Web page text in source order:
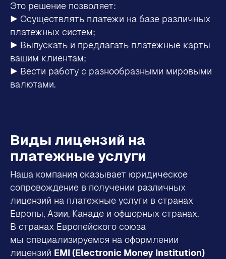
Это решение позволяет:
▶ Осуществлять платежи на базе различных
платежных систем;
▶ Выпускать и предлагать платежные карты
вашим клиентам;
▶ Вести работу с разнообразными мировыми
валютами.
Виды лицензий на
платежные услуги
Наша компания оказывает юридическое
сопровождение в получении различных
лицензий на платежные услуги в странах
Европы, Азии, Канаде и офшорных странах.
В странах Европейского союза
мы специализируемся на оформлении
лицензий EMI (Electronic Money Institution)